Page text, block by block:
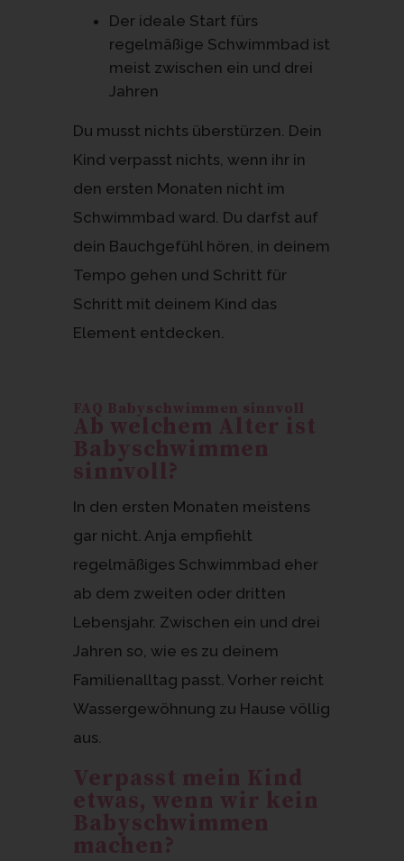
Der ideale Start fürs
regelmäßige Schwimmbad ist
meist zwischen ein und drei
Jahren
Du musst nichts überstürzen. Dein
Kind verpasst nichts, wenn ihr in
den ersten Monaten nicht im
Schwimmbad ward. Du darfst auf
dein Bauchgefühl hören, in deinem
Tempo gehen und Schritt für
Schritt mit deinem Kind das
Element entdecken.
FAQ Babyschwimmen sinnvoll
Ab welchem Alter ist
Babyschwimmen
sinnvoll?
In den ersten Monaten meistens
gar nicht. Anja empfiehlt
regelmäßiges Schwimmbad eher
ab dem zweiten oder dritten
Lebensjahr. Zwischen ein und drei
Jahren so, wie es zu deinem
Familienalltag passt. Vorher reicht
Wassergewöhnung zu Hause völlig
aus.
Verpasst mein Kind
etwas, wenn wir kein
Babyschwimmen
machen?